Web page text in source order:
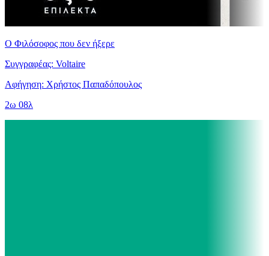
Ο Φιλόσοφος που δεν ήξερε
Συγγραφέας: Voltaire
Αφήγηση: Χρήστος Παπαδόπουλος
2ω 08λ